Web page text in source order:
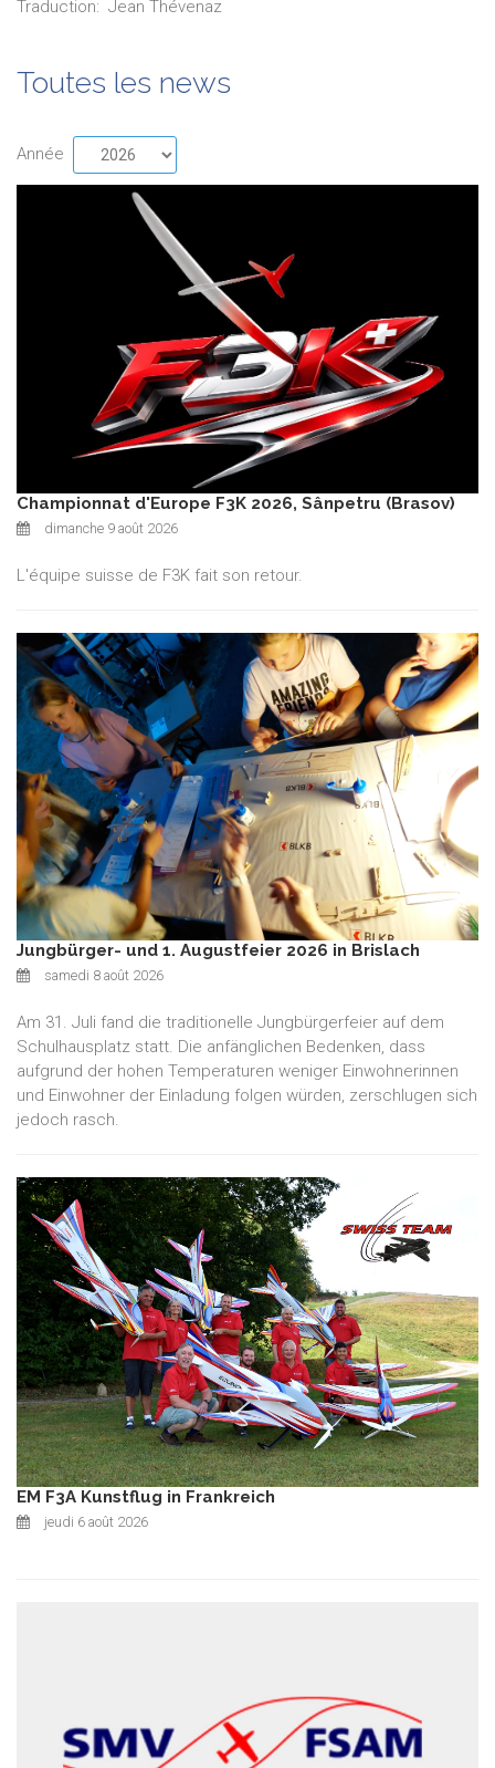
Traduction: Jean Thévenaz
Toutes les news
Année
Championnat d'Europe F3K 2026, Sânpetru (Brasov)
dimanche 9 août 2026
L'équipe suisse de F3K fait son retour.
Jungbürger- und 1. Augustfeier 2026 in Brislach
samedi 8 août 2026
Am 31. Juli fand die traditionelle Jungbürgerfeier auf dem
Schulhausplatz statt. Die anfänglichen Bedenken, dass
aufgrund der hohen Temperaturen weniger Einwohnerinnen
und Einwohner der Einladung folgen würden, zerschlugen sich
jedoch rasch.
EM F3A Kunstflug in Frankreich
jeudi 6 août 2026